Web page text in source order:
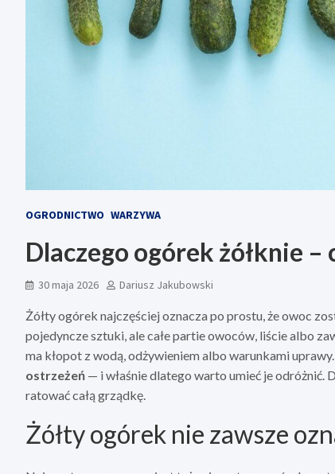
OGRODNICTWO WARZYWA
Dlaczego ogórek żółknie –
30 maja 2026 Dariusz Jakubowski
Żółty ogórek najczęściej oznacza po prostu, że owoc
pojedyncze sztuki, ale całe partie owoców, liście albo
ma kłopot z wodą, odżywieniem albo warunkami uprawy.
ostrzeżeń — i właśnie dlatego warto umieć je
ratować całą grządkę.
Żółty ogórek nie zawsze